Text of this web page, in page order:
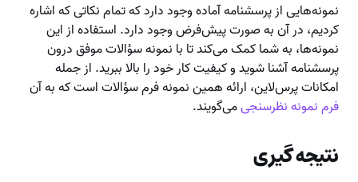
نمونه‌هایی از پرسشنامه آماده وجود دارد که تمام نکاتی که اشاره
کردیم، در آن به صورت پیش‌فرض وجود دارد. استفاده از این
نمونه‌ها، به شما کمک می‌کند تا با نمونه سؤالات موفق درون
پرسشنامه آشنا شوید و کیفیت کار خود را بالا ببرید. از جمله
امکانات پرس‌لاین، ارائه همین نمونه فرم سؤالات است که به آن
فرم نمونه نظرسنجیمی‌گویند.
نتیجه گیری